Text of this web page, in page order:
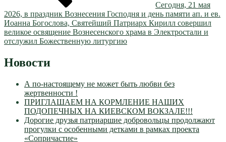
Сегодня, 21 мая
2026, в праздник Вознесения Господня и день памяти ап. и ев.
Иоанна Богослова, Святейший Патриарх Кирилл совершил
великое освящение Вознесенского храма в Электростали и
отслужил Божественную литургию
Новости
А по-настоящему не может быть любви без
жертвенности !
ПРИГЛАШАЕМ НА КОРМЛЕНИЕ НАШИХ
ПОДОПЕЧНЫХ НА КИЕВСКОМ ВОКЗАЛЕ!!!
Дорогие друзья патриаршие добровольцы продолжают
прогулки с особенными детками в рамках проекта
«Сопричастие»